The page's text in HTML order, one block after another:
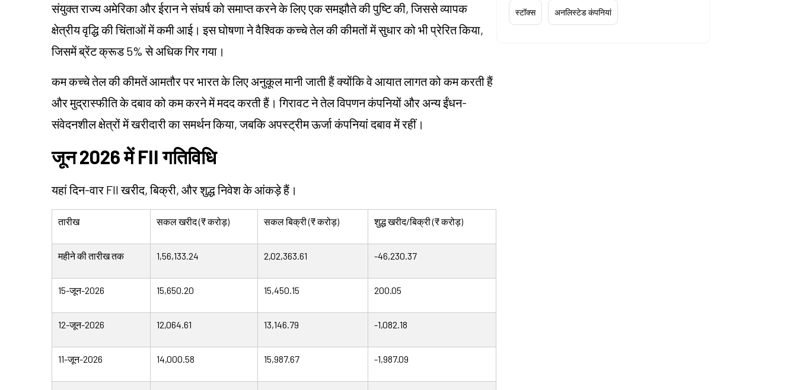
संयुक्त राज्य अमेरिका और ईरान ने संघर्ष को समाप्त करने के लिए एक समझौते की पुष्टि की, जिससे व्यापक
क्षेत्रीय वृद्धि की चिंताओं में कमी आई। इस घोषणा ने वैश्विक कच्चे तेल की कीमतों में सुधार को भी प्रेरित किया,
जिसमें ब्रेंट क्रूड 5% से अधिक गिर गया।
कम कच्चे तेल की कीमतें आमतौर पर भारत के लिए अनुकूल मानी जाती हैं क्योंकि वे आयात लागत को कम करती हैं
और मुद्रास्फीति के दबाव को कम करने में मदद करती हैं। गिरावट ने तेल विपणन कंपनियों और अन्य ईंधन-
संवेदनशील क्षेत्रों में खरीदारी का समर्थन किया, जबकि अपस्ट्रीम ऊर्जा कंपनियां दबाव में रहीं।
जून 2026 में FII गतिविधि
यहां दिन-वार FII खरीद, बिक्री, और शुद्ध निवेश के आंकड़े हैं।
तारीख सकल खरीद (₹ करोड़) सकल बिक्री (₹ करोड़) शुद्ध खरीद/बिक्री (₹ करोड़)
महीने की तारीख तक 1,56,133.24 2,02,363.61 -46,230.37
15-जून-2026 15,650.20 15,450.15 200.05
12-जून-2026 12,064.61 13,146.79 -1,082.18
11-जून-2026 14,000.58 15,987.67 -1,987.09
स्टॉक्स अनलिस्टेड कंपनियां